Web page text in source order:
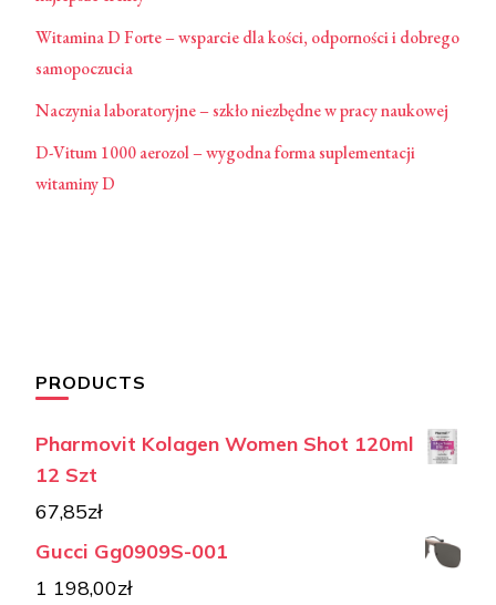
Witamina D Forte – wsparcie dla kości, odporności i dobrego
samopoczucia
Naczynia laboratoryjne – szkło niezbędne w pracy naukowej
D-Vitum 1000 aerozol – wygodna forma suplementacji
witaminy D
PRODUCTS
Pharmovit Kolagen Women Shot 120ml
12 Szt
67,85zł
Gucci Gg0909S-001
1 198,00zł